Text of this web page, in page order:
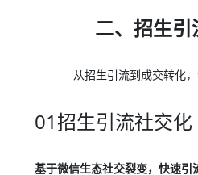
二、招生引
从招生引流到成交转化
01招生引流社交化
基于微信生态社交裂变，快速引